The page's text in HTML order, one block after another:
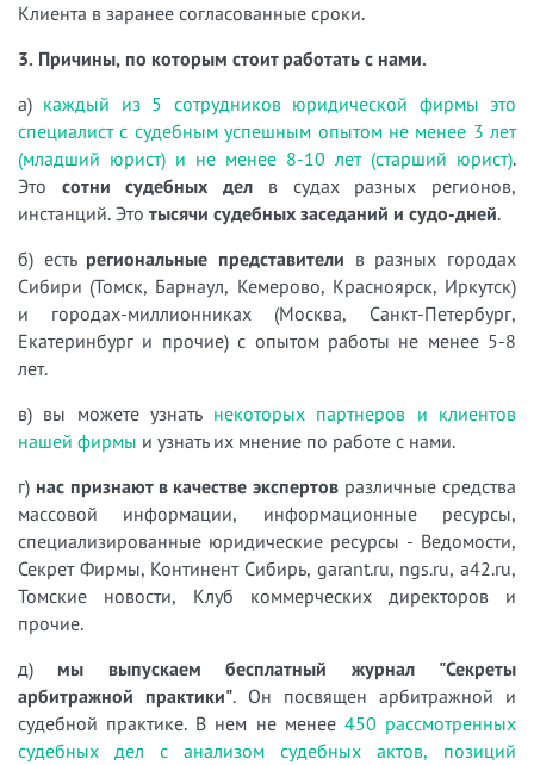
Клиента в заранее согласованные сроки.
3. Причины, по которым стоит работать с нами.
а) каждый из 5 сотрудников юридической фирмы это
специалист с судебным успешным опытом не менее 3 лет
(младший юрист) и не менее 8-10 лет (старший юрист).
Это сотни судебных дел в судах разных регионов,
инстанций. Это тысячи судебных заседаний и судо-дней.
б) есть региональные представители в разных городах
Сибири (Томск, Барнаул, Кемерово, Красноярск, Иркутск)
и городах-миллионниках (Москва, Санкт-Петербург,
Екатеринбург и прочие) с опытом работы не менее 5-8
лет.
в) вы можете узнать некоторых партнеров и клиентов
нашей фирмы и узнать их мнение по работе с нами.
г) нас признают в качестве экспертов различные средства
массовой информации, информационные ресурсы,
специализированные юридические ресурсы - Ведомости,
Секрет Фирмы, Континент Сибирь, garant.ru, ngs.ru, a42.ru,
Томские новости, Клуб коммерческих директоров и
прочие.
д) мы выпускаем бесплатный журнал "Секреты
арбитражной практики". Он посвящен арбитражной и
судебной практике. В нем не менее 450 рассмотренных
судебных дел с анализом судебных актов, позиций